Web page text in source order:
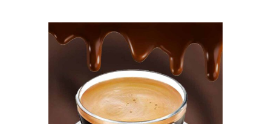
PEDIR AHORA
/
DETAILS